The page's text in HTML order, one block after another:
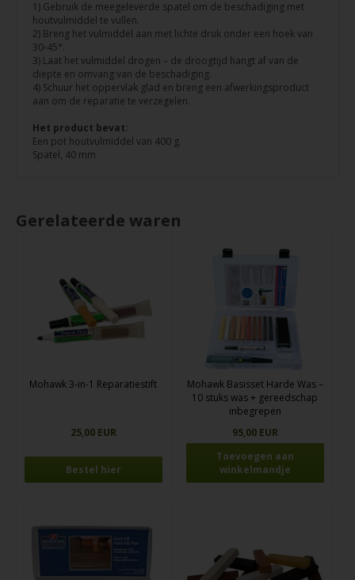
1) Gebruik de meegeleverde spatel om de beschadiging met
houtvulmiddel te vullen.
2) Breng het vulmiddel aan met lichte druk onder een hoek van
30-45°.
3) Laat het vulmiddel drogen – de droogtijd hangt af van de
diepte en omvang van de beschadiging.
4) Schuur het oppervlak glad en breng een afwerkingsproduct
aan om de reparatie te verzegelen.
Het product bevat:
Een pot houtvulmiddel van 400 g.
Spatel, 40 mm
Gerelateerde waren
Mohawk 3-in-1 Reparatiestift
25,00 EUR
Bestel hier
Mohawk Basisset Harde Was –
10 stuks was + gereedschap
inbegrepen
95,00 EUR